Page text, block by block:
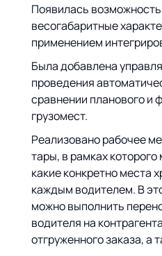
Появилась
весогабаритные
применением
Была добавлена
проведения
сравнении планового и
грузомест.
Реализовано рабочее
тары, в рамках
какие конкретно места
каждым водителем. В
можно выполнить
водителя на
отгруженного заказа, а